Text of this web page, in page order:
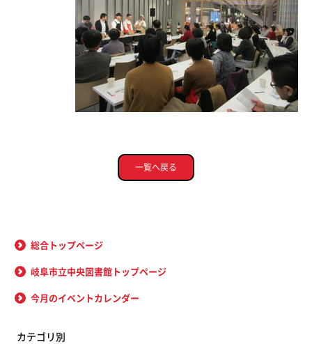
一覧へ戻る
総合トップページ
岐阜市立中央図書館トップページ
今月のイベントカレンダー
カテゴリ別